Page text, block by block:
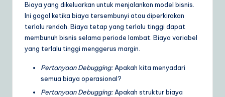
Biaya yang dikeluarkan untuk menjalankan model bisnis.
Ini gagal ketika biaya tersembunyi atau diperkirakan
terlalu rendah. Biaya tetap yang terlalu tinggi dapat
membunuh bisnis selama periode lambat. Biaya variabel
yang terlalu tinggi menggerus margin.
Pertanyaan Debugging:Apakah kita menyadari
semua biaya operasional?
Pertanyaan Debugging:Apakah struktur biaya